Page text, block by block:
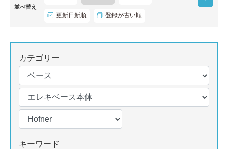
並べ替え
更新日新順 登録が古い順
カテゴリー
キーワード